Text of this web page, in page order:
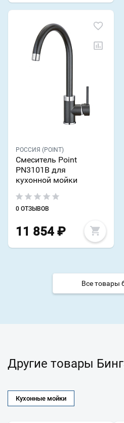
РОССИЯ (POINT)
Смеситель Point
PN3101B для
кухонной мойки
0 ОТЗЫВОВ
11 854 ₽
Все товары
Другие товары
Кухонные мойки